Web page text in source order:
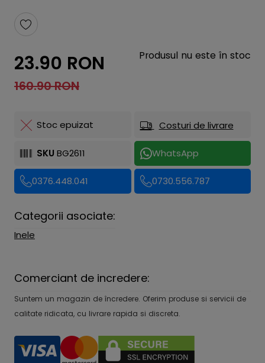
23.90 RON
160.90 RON
Produsul nu este în stoc
Stoc epuizat Costuri de livrare
SKU BG2611 WhatsApp
0376.448.041 0730.556.787
Categorii asociate:
Inele
Comerciant de incredere:
Suntem un magazin de încredere. Oferim produse si servicii de
calitate ridicata, cu livrare rapida si discreta.